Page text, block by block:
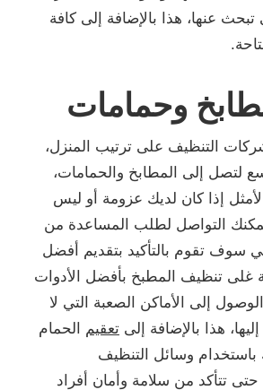
تبحث عنها، هذا بالإضافة إلى كافة
وحمامات
التنظيف على ترتيب المنزل،
لتصل إلى المطابخ والحمامات،
إذا كان لديك عزومة أو ليس
التواصل لطلب المساعدة من
سوف تقوم بالتأكيد بتقديم أفضل
غلى تنظيف المطبخ بأفضل الأدوات
إلى الأماكن الصعبة التي لا
هذا بالإضافة إلى تعقيم الحمام
وسائل التنظيف
حتى تتأكد من سلامة وأمان أفراد